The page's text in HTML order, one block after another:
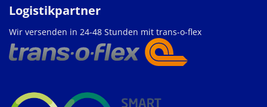
Logistikpartner
Wir versenden in 24-48 Stunden mit trans-o-flex